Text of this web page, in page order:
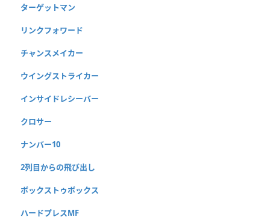
ターゲットマン
リンクフォワード
チャンスメイカー
ウイングストライカー
インサイドレシーバー
クロサー
ナンバー10
2列目からの飛び出し
ボックストゥボックス
ハードプレスMF